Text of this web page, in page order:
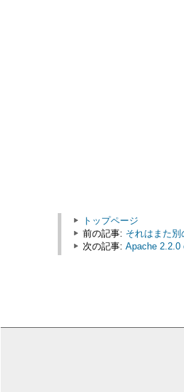
トップページ
前の記事: それはまた別
次の記事: Apache 2.2.0